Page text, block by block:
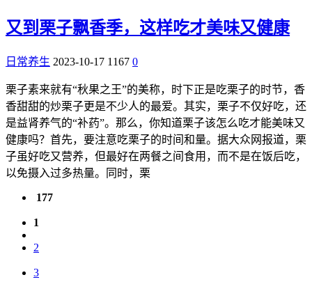
又到栗子飘香季，这样吃才美味又健康
日常养生 2023-10-17 1167 0
栗子素来就有“秋果之王”的美称，时下正是吃栗子的时节，香
香甜甜的炒栗子更是不少人的最爱。其实，栗子不仅好吃，还
是益肾养气的“补药”。那么，你知道栗子该怎么吃才能美味又
健康吗？首先，要注意吃栗子的时间和量。据大众网报道，栗
子虽好吃又营养，但最好在两餐之间食用，而不是在饭后吃，
以免摄入过多热量。同时，栗
177
1
2
3